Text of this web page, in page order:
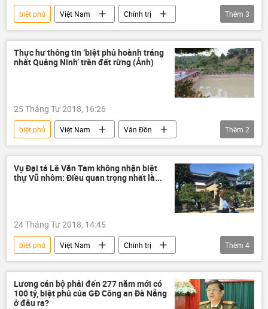
biệt phủ Việt Nam
Chính trị
Đà Nẵng
Lê Văn Tam
Công an TP Đà Nẵng
Thêm 3
Thực hư thông tin ‘biệt phủ hoành tráng
nhất Quảng Ninh’ trên đất rừng (Ảnh)
25 Tháng Tư 2018, 16:26
biệt phủ Việt Nam
Vân Đồn
Quảng Ninh
biệt phủ hoành tráng nhất Quảng Ninh
Thêm 2
Vụ Đại tá Lê Văn Tam không nhận biệt
thự Vũ nhôm: Điều quan trọng nhất là...
24 Tháng Tư 2018, 14:45
biệt phủ Việt Nam
Chính trị
Đà Nẵng
Vũ nhôm
Lê Văn Tam
Phan Văn Anh Vũ
Thêm 4
Lương cán bộ phải đến 277 năm mới có
100 tỷ, biệt phủ của GĐ Công an Đà Nẵng
ở đâu ra?